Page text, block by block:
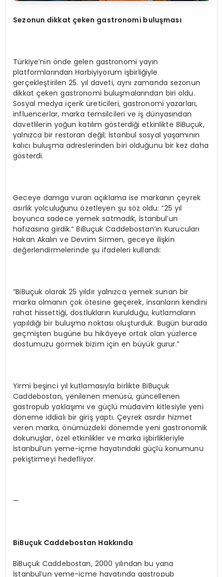
Sezonun dikkat çeken gastronomi buluşması
Türkiye’nin önde gelen gastronomi yayın
platformlarından Harbiyiyorum işbirliğiyle
gerçekleştirilen 25. yıl daveti, aynı zamanda sezonun
dikkat çeken gastronomi buluşmalarından biri oldu.
Sosyal medya içerik üreticileri, gastronomi yazarları,
influencerlar, marka temsilcileri ve iş dünyasından
davetlilerin yoğun katılım gösterdiği etkinlikte BiBuçuk,
yalnızca bir restoran değil; İstanbul sosyal yaşamının
kalıcı buluşma adreslerinden biri olduğunu bir kez daha
gösterdi.
Geceye damga vuran açıklama ise markanın çeyrek
asırlık yolculuğunu özetleyen şu söz oldu: “25 yıl
boyunca sadece yemek satmadık, İstanbul’un
hafızasına girdik.” BiBuçuk Caddebostan’ın Kurucuları
Hakan Akalın ve Devrim Sirmen, geceye ilişkin
değerlendirmelerinde şu ifadeleri kullandı:
“BiBuçuk olarak 25 yıldır yalnızca yemek sunan bir
marka olmanın çok ötesine geçerek, insanların kendini
rahat hissettiği, dostlukların kurulduğu, kutlamaların
yapıldığı bir buluşma noktası oluşturduk. Bugün burada
geçmişten bugüne bu hikâyeye ortak olan yüzlerce
dostumuzu görmek bizim için en büyük gurur.”
Yirmi beşinci yıl kutlamasıyla birlikte BiBuçuk
Caddebostan, yenilenen menüsü, güncellenen
gastropub yaklaşımı ve güçlü müdavim kitlesiyle yeni
döneme iddialı bir giriş yaptı. Çeyrek asırdır hizmet
veren marka, önümüzdeki dönemde yeni gastronomik
dokunuşlar, özel etkinlikler ve marka işbirlikleriyle
İstanbul’un yeme-içme hayatındaki güçlü konumunu
pekiştirmeyi hedefliyor.
—
BiBuçuk Caddebostan Hakkında
BiBuçuk Caddebostan, 2000 yılından bu yana
İstanbul’un yeme-içme hayatında gastropub